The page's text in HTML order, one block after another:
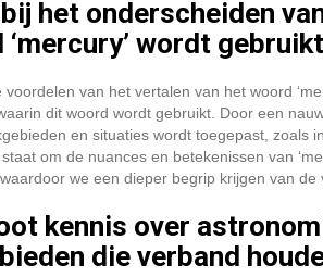
het onderscheiden
‘mercury’ wordt
voordelen van het vertalen van het woord
dit woord wordt gebruikt. Door een
en situaties wordt toegepast, zoals
om de nuances en betekenissen van
we een dieper begrip krijgen van de
kennis over
die verband